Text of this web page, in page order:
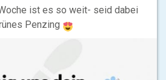
ist es so weit- seid dabei
Penzing